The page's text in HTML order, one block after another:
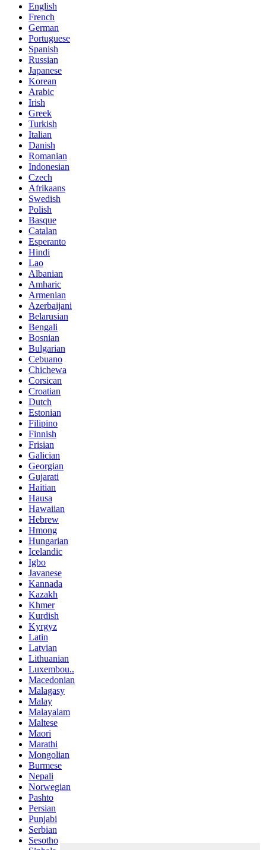
English
French
German
Portuguese
Spanish
Russian
Japanese
Korean
Arabic
Irish
Greek
Turkish
Italian
Danish
Romanian
Indonesian
Czech
Afrikaans
Swedish
Polish
Basque
Catalan
Esperanto
Hindi
Lao
Albanian
Amharic
Armenian
Azerbaijani
Belarusian
Bengali
Bosnian
Bulgarian
Cebuano
Chichewa
Corsican
Croatian
Dutch
Estonian
Filipino
Finnish
Frisian
Galician
Georgian
Gujarati
Haitian
Hausa
Hawaiian
Hebrew
Hmong
Hungarian
Icelandic
Igbo
Javanese
Kannada
Kazakh
Khmer
Kurdish
Kyrgyz
Latin
Latvian
Lithuanian
Luxembou..
Macedonian
Malagasy
Malay
Malayalam
Maltese
Maori
Marathi
Mongolian
Burmese
Nepali
Norwegian
Pashto
Persian
Punjabi
Serbian
Sesotho